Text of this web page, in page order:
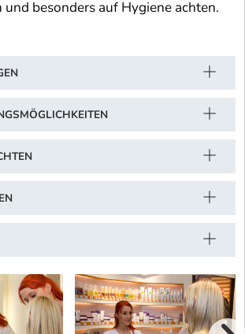
und besonders auf Hygiene achten.